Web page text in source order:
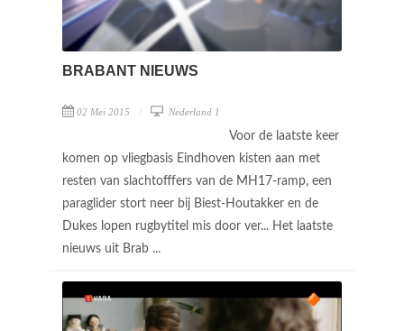
BRABANT NIEUWS
02 Mei 2015 Nederland 1
Voor de laatste keer
komen op vliegbasis Eindhoven kisten aan met
resten van slachtofffers van de MH17-ramp, een
paraglider stort neer bij Biest-Houtakker en de
Dukes lopen rugbytitel mis door ver... Het laatste
nieuws uit Brab ...